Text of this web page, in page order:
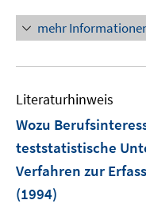
mehr
Literaturhinweis
Wozu
teststatistische
Verfahren zur
(1994)